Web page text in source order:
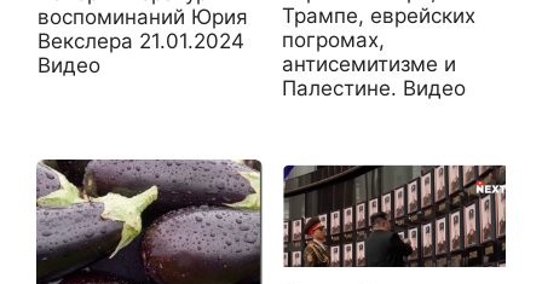
воспоминаний Юрия
Векслера 21.01.2024
Видео
Трампе, еврейских
погромах,
антисемитизме и
Палестине. Видео